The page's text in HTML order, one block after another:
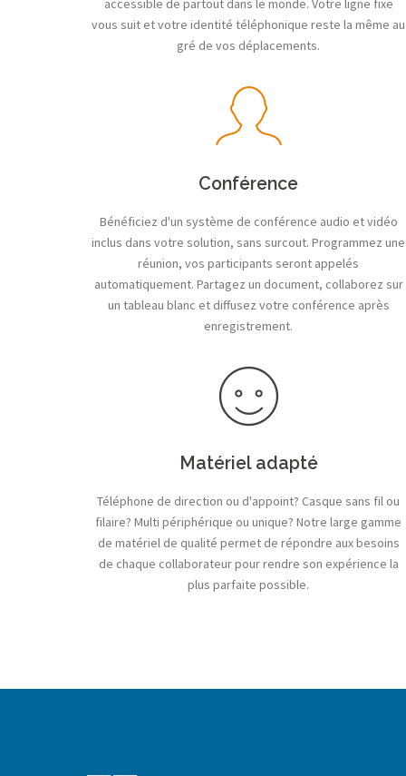
accessible de partout dans le monde. Votre ligne fixe
vous suit et votre identité téléphonique reste la même au
gré de vos déplacements.
Conférence
Bénéficiez d'un système de conférence audio et vidéo
inclus dans votre solution, sans surcout. Programmez une
réunion, vos participants seront appelés
automatiquement. Partagez un document, collaborez sur
un tableau blanc et diffusez votre conférence après
enregistrement.
Matériel adapté
Téléphone de direction ou d'appoint? Casque sans fil ou
filaire? Multi périphérique ou unique? Notre large gamme
de matériel de qualité permet de répondre aux besoins
de chaque collaborateur pour rendre son expérience la
plus parfaite possible.